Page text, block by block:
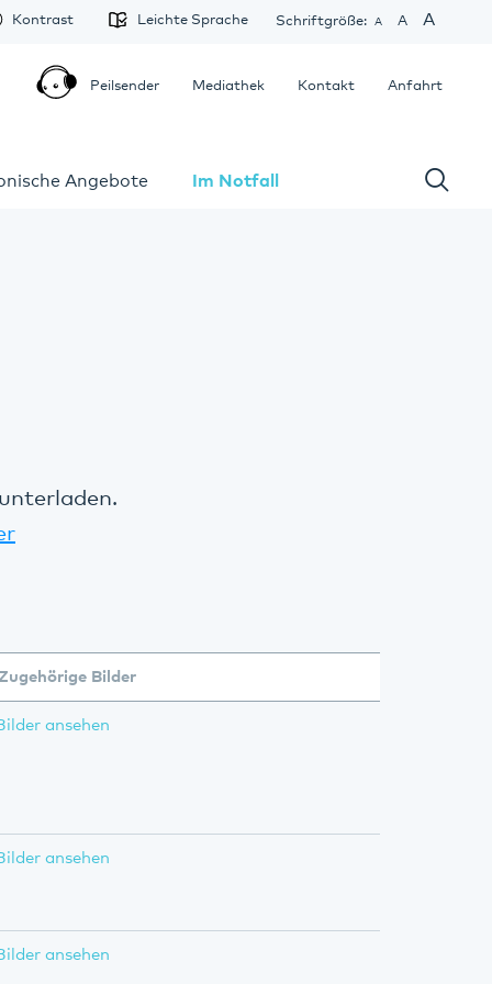
Angebote Im Notfall
Schriftgröße: A A A
Leichte Sprache
Kontrast
Anfahrt
Kontakt
Mediathek
Peilsender
Bilder
ansehen
ansehen
ansehen